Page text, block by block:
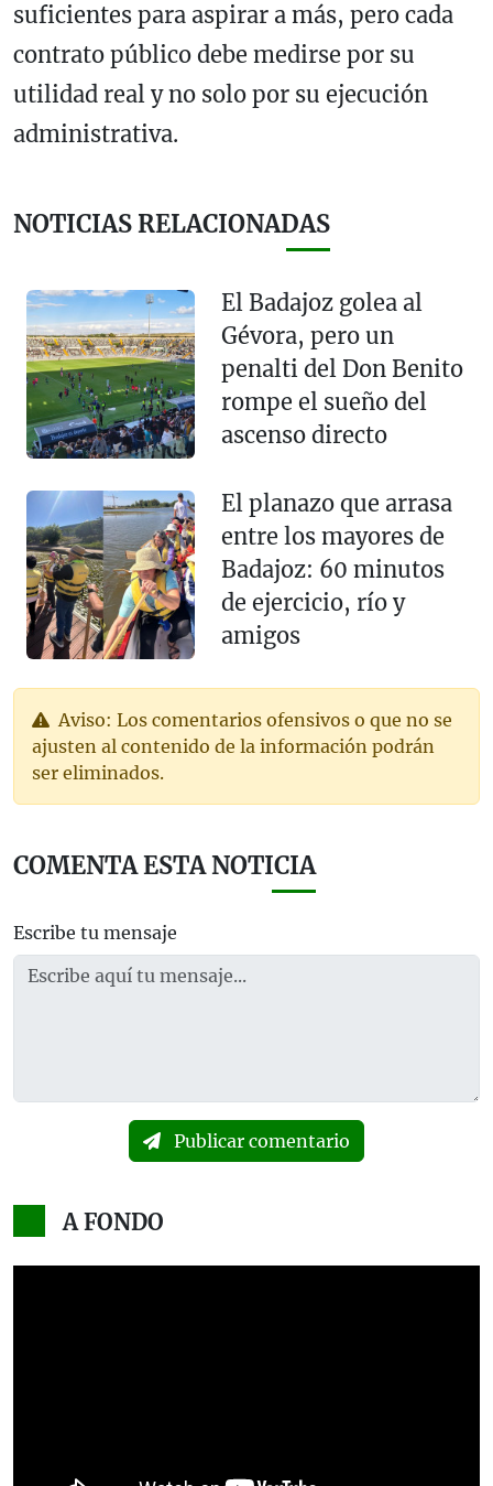
suficientes para aspirar a más, pero cada
contrato público debe medirse por su
utilidad real y no solo por su ejecución
administrativa.
NOTICIAS RELACIONADAS
El Badajoz golea al
Gévora, pero un
penalti del Don Benito
rompe el sueño del
ascenso directo
El planazo que arrasa
entre los mayores de
Badajoz: 60 minutos
de ejercicio, río y
amigos
Aviso: Los comentarios ofensivos o que no se
ajusten al contenido de la información podrán
ser eliminados.
COMENTA ESTA NOTICIA
Escribe tu mensaje
Publicar comentario
A FONDO